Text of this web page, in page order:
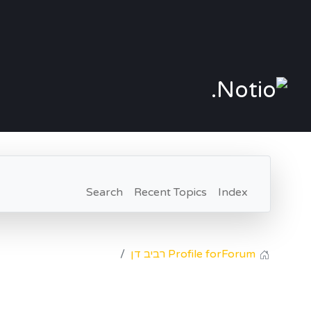
Index
Recent Topics
Search
ForumProfile for רביב דן